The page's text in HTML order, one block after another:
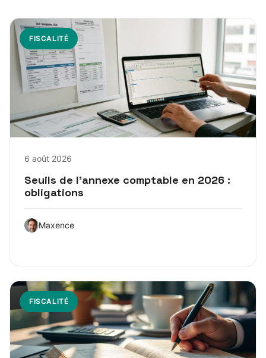
FISCALITÉ
6 août 2026
Seuils de l’annexe comptable en 2026 :
obligations
Maxence
FISCALITÉ